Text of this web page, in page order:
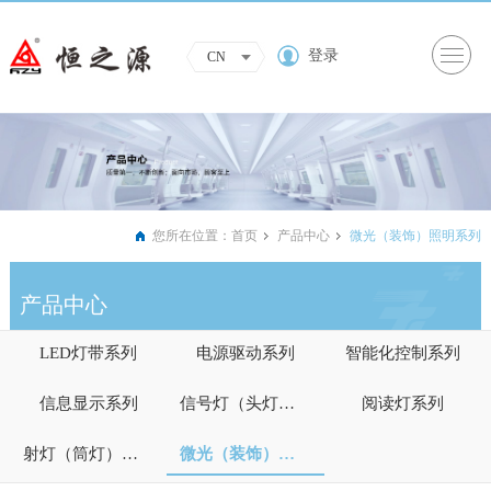
CN 登录
您所在位置：首页 产品中心 微光（装饰）照明系列
产品中心
LED灯带系列 电源驱动系列 智能化控制系列
信息显示系列 信号灯（头灯）系列 阅读灯系列
射灯（筒灯）系列 微光（装饰）照明系列